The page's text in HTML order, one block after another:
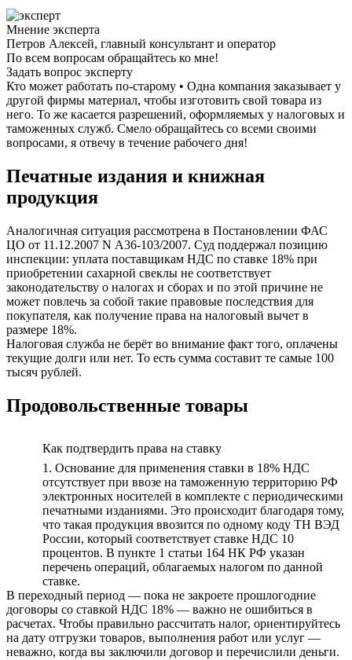
Мнение эксперта
Петров Алексей, главный консультант и оператор
По всем вопросам обращайтесь ко мне!
Задать вопрос эксперту
Кто может работать по-старому • Одна компания заказывает у
другой фирмы материал, чтобы изготовить свой товара из
него. То же касается разрешений, оформляемых у налоговых и
таможенных служб. Смело обращайтесь со всеми своими
вопросами, я отвечу в течение рабочего дня!
Печатные издания и книжная
продукция
Аналогичная ситуация рассмотрена в Постановлении ФАС
ЦО от 11.12.2007 N А36-103/2007. Суд поддержал позицию
инспекции: уплата поставщикам НДС по ставке 18% при
приобретении сахарной свеклы не соответствует
законодательству о налогах и сборах и по этой причине не
может повлечь за собой такие правовые последствия для
покупателя, как получение права на налоговый вычет в
размере 18%.
Налоговая служба не берёт во внимание факт того, оплачены
текущие долги или нет. То есть сумма составит те самые 100
тысяч рублей.
Продовольственные товары
Как подтвердить права на ставку
1. Основание для применения ставки в 18% НДС
отсутствует при ввозе на таможенную территорию РФ
электронных носителей в комплекте с периодическими
печатными изданиями. Это происходит благодаря тому,
что такая продукция ввозится по одному коду ТН ВЭД
России, который соответствует ставке НДС 10
процентов. В пункте 1 статьи 164 НК РФ указан
перечень операций, облагаемых налогом по данной
ставке.
В переходный период — пока не закроете прошлогодние
договоры со ставкой НДС 18% — важно не ошибиться в
расчетах. Чтобы правильно рассчитать налог, ориентируйтесь
на дату отгрузки товаров, выполнения работ или услуг —
неважно, когда вы заключили договор и перечислили деньги.